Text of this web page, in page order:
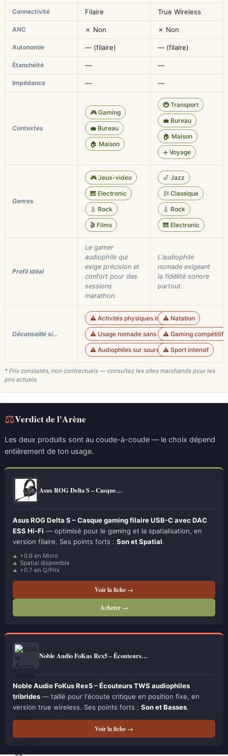
Connectivité Filaire True Wireless
ANC ✗ Non ✗ Non
Autonomie — (filaire) — (filaire)
Étanchéité — —
Impédance — —
Contextes
🎮 Gaming
💼 Bureau
🏠 Maison
🚇 Transport
💼 Bureau
🏠 Maison
✈️ Voyage
Genres
🎮 Jeux-video
🎹 Electronic
🎸 Rock
🎬 Films
🎷 Jazz
🎻 Classique
🎸 Rock
🎹 Electronic
Profil idéal
Le gamer
audiophile qui
exige précision et
confort pour des
sessions
marathon.
L'audiophile
nomade exigeant
la fidélité sonore
partout.
Déconseillé si…
⚠️ Activités physiques intenses
⚠️ Usage nomade sans source USB
⚠️ Audiophiles sur sources analogiques
⚠️ Natation
⚠️ Gaming compétitif
⚠️ Sport intensif
* Prix constatés, non contractuels — consultez les sites marchands pour les
prix actuels.
⚖Verdict de l'Arène
Les deux produits sont au coude-à-coude — le choix dépend
entièrement de ton usage.
Asus ROG Delta S – Casque…
Asus ROG Delta S – Casque gaming filaire USB-C avec DAC
ESS Hi-Fi — optimisé pour le gaming et la spatialisation, en
version filaire. Ses points forts : Son et Spatial.
+0.6 en Micro
Spatial disponible
+0.7 en Q/Prix
Voir la fiche →
Acheter →
Noble Audio FoKus Rex5 – Écouteurs…
Noble Audio FoKus Rex5 – Écouteurs TWS audiophiles
tribrides — taillé pour l'écoute critique en position fixe, en
version true wireless. Ses points forts : Son et Basses.
Voir la fiche →